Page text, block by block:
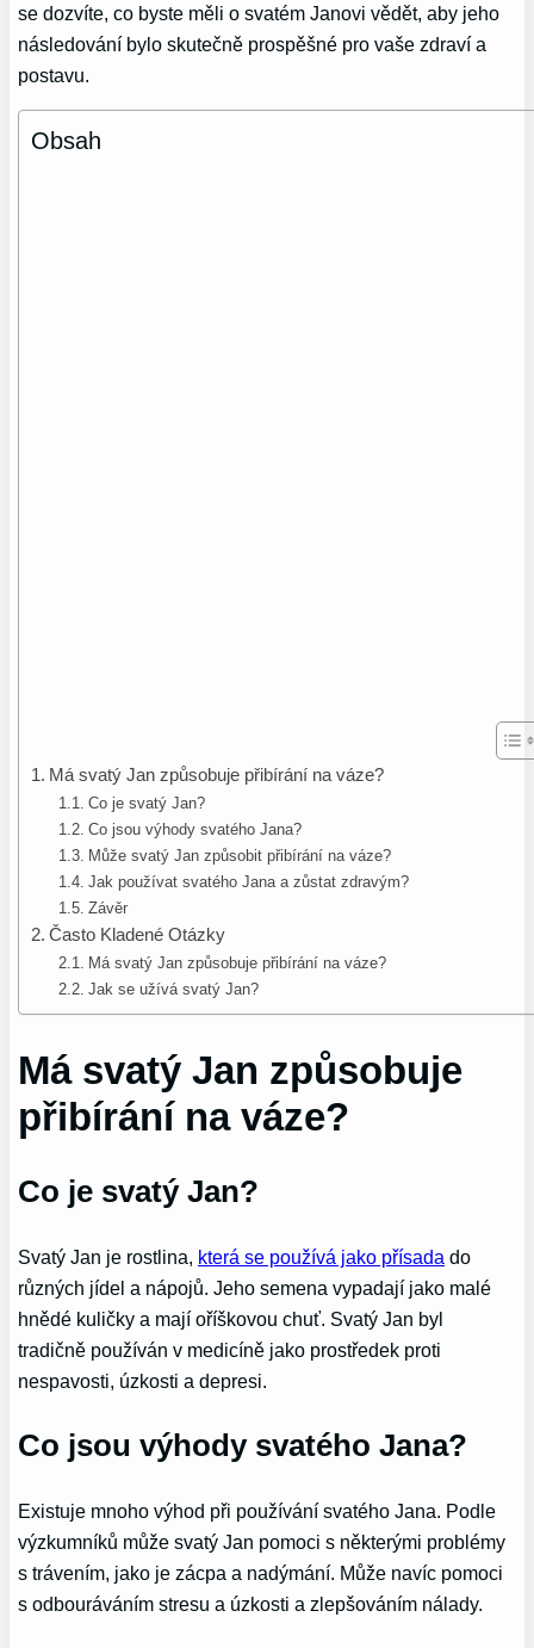
se dozvíte, co byste měli o svatém Janovi vědět, aby jeho
následování bylo skutečně prospěšné pro vaše zdraví a
postavu.
Obsah
Má svatý Jan způsobuje přibírání na váze?
Co je svatý Jan?
Co jsou výhody svatého Jana?
Může svatý Jan způsobit přibírání na váze?
Jak používat svatého Jana a zůstat zdravým?
Závěr
Často Kladené Otázky
Má svatý Jan způsobuje přibírání na váze?
Jak se užívá svatý Jan?
Má svatý Jan způsobuje
přibírání na váze?
Co je svatý Jan?
Svatý Jan je rostlina, která se používá jako přísada do
různých jídel a nápojů. Jeho semena vypadají jako malé
hnědé kuličky a mají oříškovou chuť. Svatý Jan byl
tradičně používán v medicíně jako prostředek proti
nespavosti, úzkosti a depresi.
Co jsou výhody svatého Jana?
Existuje mnoho výhod při používání svatého Jana. Podle
výzkumníků může svatý Jan pomoci s některými problémy
s trávením, jako je zácpa a nadýmání. Může navíc pomoci
s odbouráváním stresu a úzkosti a zlepšováním nálady.